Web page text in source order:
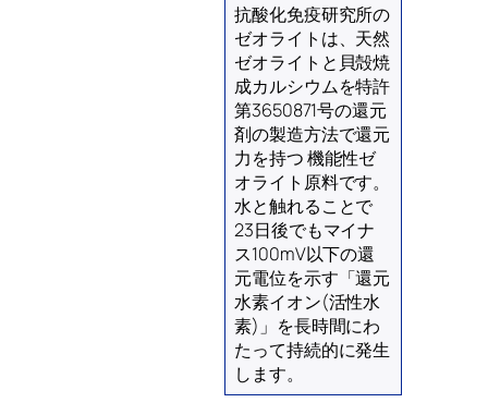
抗酸化免疫研究所の
ゼオライトは、天然
ゼオライトと貝殻焼
成カルシウムを特許
第3650871号の還元
剤の製造方法で還元
力を持つ 機能性ゼ
オライト原料です。
水と触れることで
23日後でもマイナ
ス100mV以下の還
元電位を示す「還元
水素イオン(活性水
素)」を長時間にわ
たって持続的に発生
します。